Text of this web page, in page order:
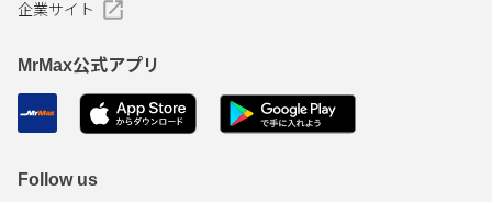
企業サイト
MrMax公式アプリ
Follow us